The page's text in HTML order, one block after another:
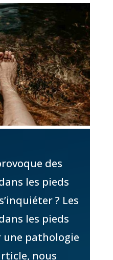
des
les pieds
? Les
les pieds
une pathologie
nous